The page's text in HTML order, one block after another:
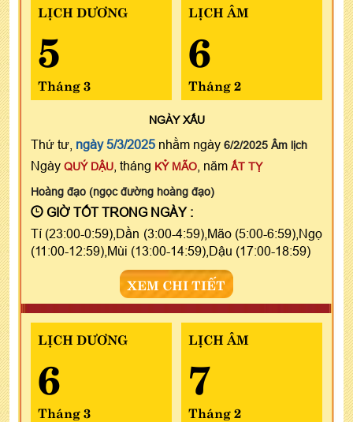
LỊCH DƯƠNG
5
Tháng 3
LỊCH ÂM
6
Tháng 2
NGÀYXẤU
Thứ tư, ngày 5/3/2025 nhằm ngày 6/2/2025 Âm lịch
Ngày QUÝ DẬU , tháng KỶ MÃO , năm ẤT TỴ
Hoàng đạo (ngọc đường hoàng đạo)
GIỜ TỐT TRONG NGÀY :
Tí (23:00-0:59),Dần (3:00-4:59),Mão (5:00-6:59),Ngọ
(11:00-12:59),Mùi (13:00-14:59),Dậu (17:00-18:59)
XEM CHI TIẾT
LỊCH DƯƠNG
6
Tháng 3
LỊCH ÂM
7
Tháng 2